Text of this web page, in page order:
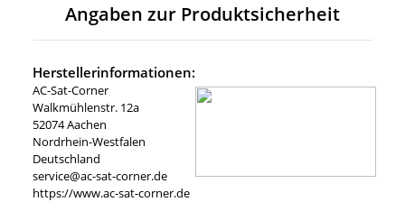
Angaben zur Produktsicherheit
Herstellerinformationen:
AC-Sat-Corner
Walkmühlenstr. 12a
52074 Aachen
Nordrhein-Westfalen
Deutschland
service@ac-sat-corner.de
https://www.ac-sat-corner.de